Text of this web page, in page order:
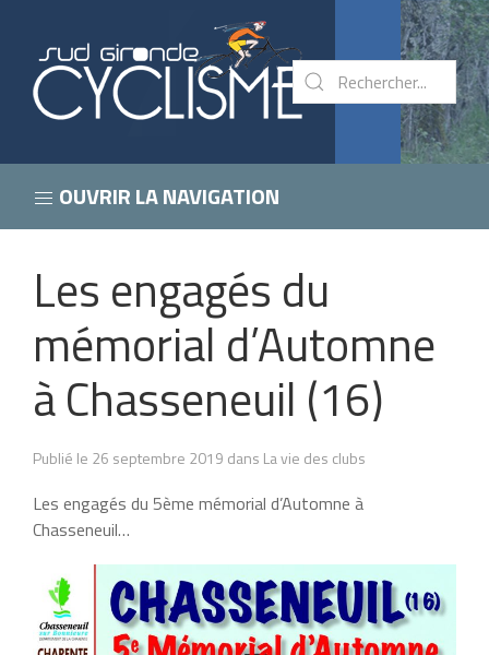
OUVRIR LA NAVIGATION
Les engagés du
mémorial d’Automne
à Chasseneuil (16)
Publié le 26 septembre 2019 dans La vie des clubs
Les engagés du 5ème mémorial d’Automne à
Chasseneuil…